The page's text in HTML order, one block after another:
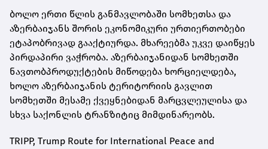
ბოლო ერთი წლის განმავლობაში სომხეთსა და
აზერბაიჯანს შორის ეკონომიკური ურთიერთობები
ეტაპობრივად გააქტიურდა. მხარეებმა უკვე დაიწყეს
პირდაპირი ვაჭრობა. აზერბაიჯანიდან სომხეთში
ნავთობპროდუქტების მიწოდება ხორციელდება,
ხოლო აზერბაიჯანის ტერიტორიის გავლით
სომხეთში მესამე ქვეყნებიდან მარცვლეულისა და
სხვა საქონლის ტრანზიტიც მიმდინარეობს.
TRIPP, Trump Route for International Peace and